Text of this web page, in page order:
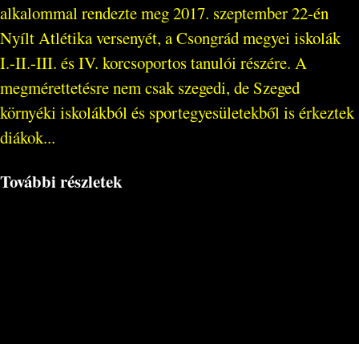
alkalommal rendezte meg 2017. szeptember 22-én
Nyílt Atlétika versenyét, a Csongrád megyei iskolák
I.-II.-III. és IV. korcsoportos tanulói részére. A
megmérettetésre nem csak szegedi, de Szeged
környéki iskolákból és sportegyesületekből is érkeztek
diákok...
További részletek